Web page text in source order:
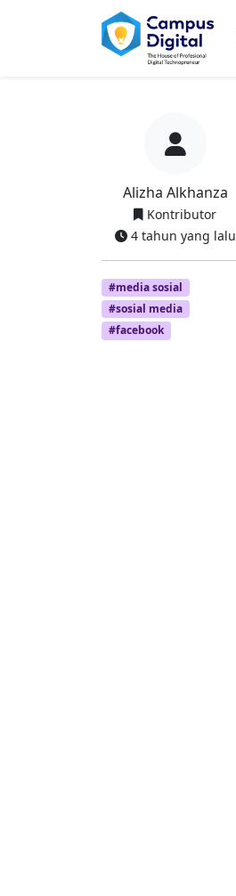
Alizha Alkhanza
Kontributor
4 tahun yang lalu
#media sosial
#sosial media
#facebook